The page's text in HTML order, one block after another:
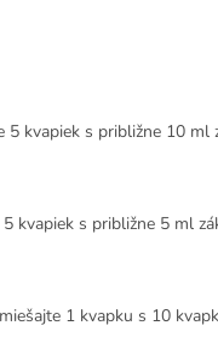
5 kvapiek s približne 10 ml
kvapiek s približne 5 ml
1 kvapku s 10